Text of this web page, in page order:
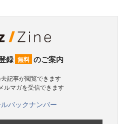
録 無料 のご案内
去記事が閲覧できます
ルマガを受信できます
ルバックナンバー